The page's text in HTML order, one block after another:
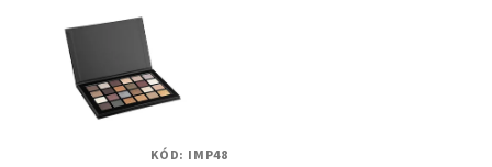
KÓD: IMP48